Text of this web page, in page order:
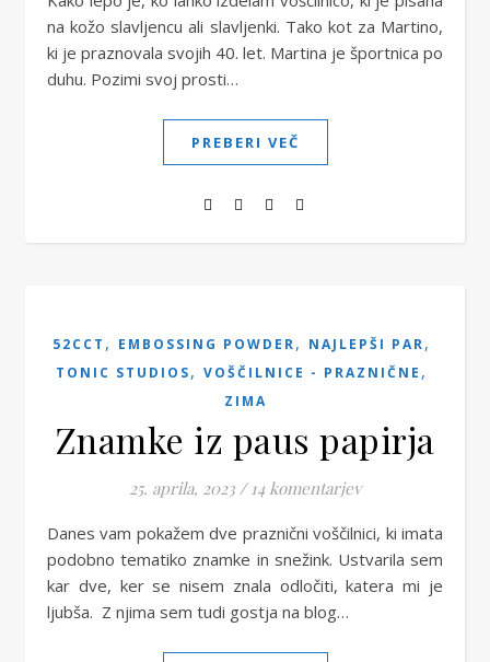
na kožo slavljencu ali slavljenki. Tako kot za Martino,
ki je praznovala svojih 40. let. Martina je športnica po
duhu. Pozimi svoj prosti…
PREBERI VEČ
52CCT , EMBOSSING POWDER, NAJLEPŠI PAR,
TONIC STUDIOS, VOŠČILNICE - PRAZNIČNE ,
ZIMA
Znamke iz paus papirja
25. aprila, 2023 / 14 komentarjev
Danes vam pokažem dve praznični voščilnici, ki imata
podobno tematiko znamke in snežink. Ustvarila sem
kar dve, ker se nisem znala odločiti, katera mi je
ljubša. Z njima sem tudi gostja na blog…